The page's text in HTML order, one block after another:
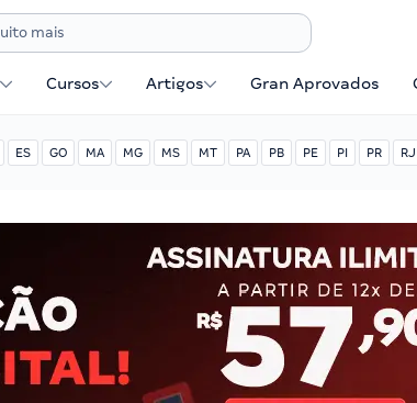
Cursos Artigos Gran Aprovados
ES GO MA MG MS MT PA PB PE PI PR RJ